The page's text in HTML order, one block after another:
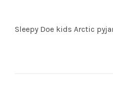
Sleepy Doe kids Arctic